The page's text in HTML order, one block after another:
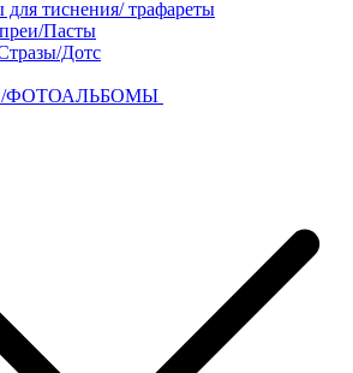
тиснения/ трафареты
Пасты
Дотс
ФОТОАЛЬБОМЫ